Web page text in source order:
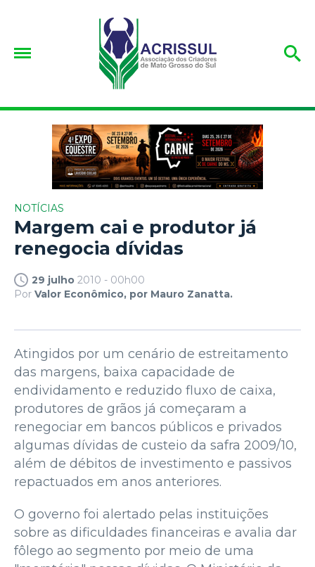
NOTÍCIAS
Margem cai e produtor já
renegocia dívidas
29 julho 2010 - 00h00
Por Valor Econômico, por Mauro Zanatta.
Atingidos por um cenário de estreitamento
das margens, baixa capacidade de
endividamento e reduzido fluxo de caixa,
produtores de grãos já começaram a
renegociar em bancos públicos e privados
algumas dívidas de custeio da safra 2009/10,
além de débitos de investimento e passivos
repactuados em anos anteriores.
O governo foi alertado pelas instituições
sobre as dificuldades financeiras e avalia dar
fôlego ao segmento por meio de uma